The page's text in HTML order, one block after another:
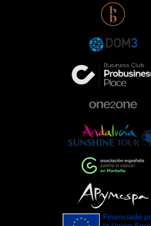
responsabilidad y
participación con Range Rover
gala responde a una forma de
excelencia en el sector de
automoción. Queremos ser
de la comunidad, colaborando
sociedad más comprometida y
humana.Empresas que
cambioEventos como la Gala de
ponen de manifiesto el
papel que pueden desempeñar
empresas cuando unen
torno a una causa común.